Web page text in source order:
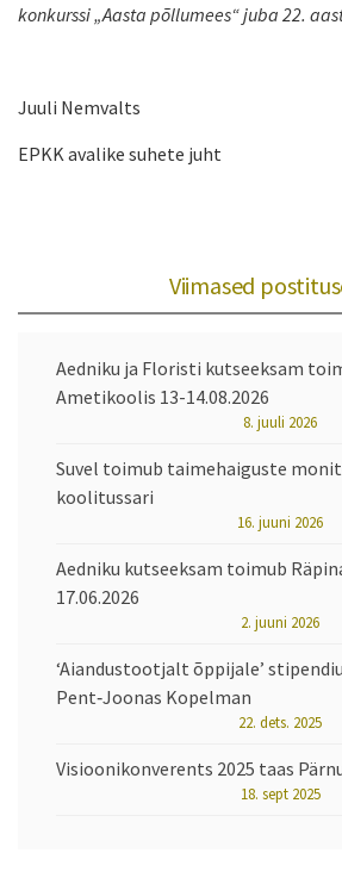
konkurssi „Aasta põllumees“ juba 22.
Juuli Nemvalts
EPKK avalike suhete juht
Viimased
Aedniku ja Floristi kutseeksam
Ametikoolis 13-14.08.2026
8. juuli 2026
Suvel toimub taimehaiguste
koolitussari
16. juuni 2026
Aedniku kutseeksam toimub
17.06.2026
2. juuni 2026
‘Aiandustootjalt õppijale’
Pent‑Joonas Kopelman
22. dets. 2025
Visioonikonverents 2025 taas
18. sept 2025